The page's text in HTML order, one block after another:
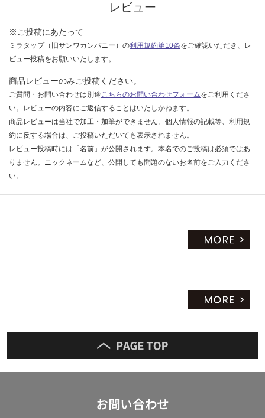
レビュー
※ご投稿にあたって
ミラタップ（旧サンワカンパニー）の利用規約第10条をご確認いただき、レ
ビュー投稿をお願いいたします。
商品レビューのみご投稿ください。
ご質問・お問い合わせは別途こちらのお問い合わせフォームをご利用くださ
い。レビューの内容にご返信することはいたしかねます。
商品レビューは当社で加工・加筆ができません。個人情報の記載等、利用規
約に反する場合は、ご投稿いただいても表示されません。
レビュー投稿時には「名前」が公開されます。本名でのご投稿は必須ではあ
りません。ニックネームなど、公開しても問題のないお名前をご入力くださ
い。
お問い合わせ